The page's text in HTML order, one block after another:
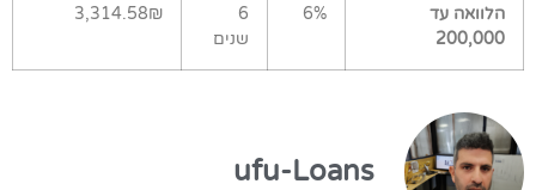
הלוואה עד
200,000
6%
6
שנים
3,314.58₪
ufu-Loans